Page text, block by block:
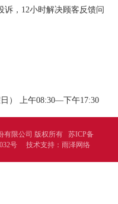
诉，12小时解决顾客反馈问
） 上午08:30—下午17:30
有限公司 版权所有 苏ICP备
号 技术支持： 雨泽网络